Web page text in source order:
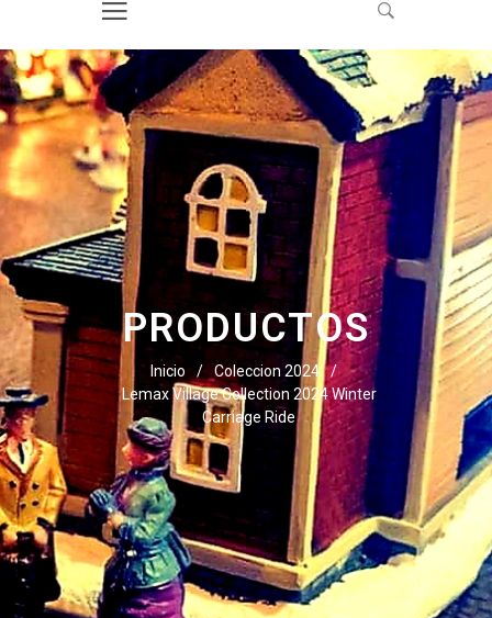
PRODUCTOS
Inicio / Coleccion 2024
/
Lemax Village Collection 2024 Winter
Carriage Ride